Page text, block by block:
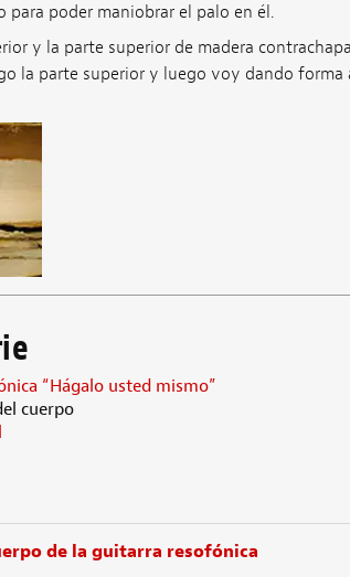
para poder maniobrar el palo en él.
y la parte superior de madera
la parte superior y luego voy dando
“Hágalo usted mismo”
cuerpo
de la guitarra resofónica